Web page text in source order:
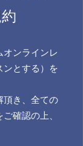
ンラインレ
ンとする）を
頂き、全ての
確認の上、